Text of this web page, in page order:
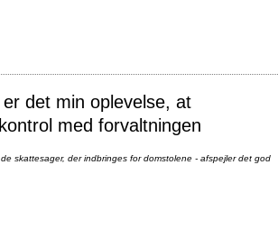
det min oplevelse, at
med forvaltningen
skattesager, der indbringes for domstolene - afspejler det god